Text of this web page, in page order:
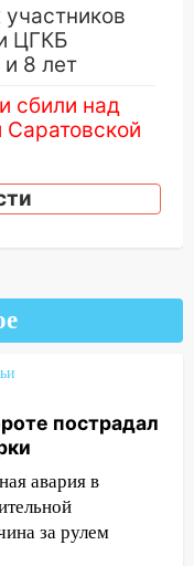
ЦГКБ
8 лет
сбили над
в
сбил
двое
ожидается
развороте
пострадал
авария в
за рулем